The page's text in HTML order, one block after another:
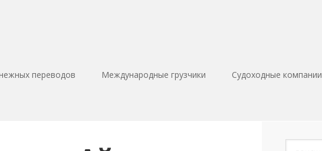
переводов Международные грузчики Судоходные компании